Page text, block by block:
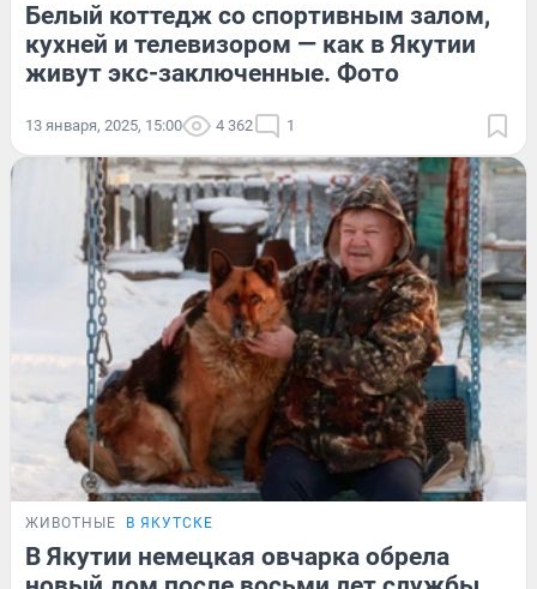
Белый коттедж со спортивным залом,
кухней и телевизором — как в Якутии
живут экс-заключенные. Фото
13 января, 2025, 15:00 4 362 1
ЖИВОТНЫЕ В ЯКУТСКЕ
В Якутии немецкая овчарка обрела